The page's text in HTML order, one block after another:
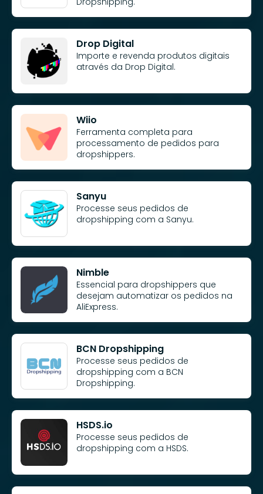
Drop Digital
Importe e revenda produtos digitais
através da Drop Digital.
Wiio
Ferramenta completa para
processamento de pedidos para
dropshippers.
Sanyu
Processe seus pedidos de
dropshipping com a Sanyu.
Nimble
Essencial para dropshippers que
desejam automatizar os pedidos na
AliExpress.
BCN Dropshipping
Processe seus pedidos de
dropshipping com a BCN
Dropshipping.
HSDS.io
Processe seus pedidos de
dropshipping com a HSDS.